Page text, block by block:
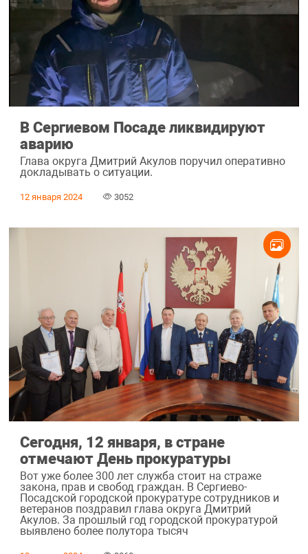
В Сергиевом Посаде ликвидируют
аварию
Глава округа Дмитрий Акулов поручил оперативно
докладывать о ситуации.
12 января 2024 3052
Сегодня, 12 января, в стране
отмечают День прокуратуры
Вот уже более 300 лет служба стоит на страже
закона, прав и свобод граждан. В Сергиево-
Посадской городской прокуратуре сотрудников и
ветеранов поздравил глава округа Дмитрий
Акулов. За прошлый год городской прокуратурой
выявлено более полутора тысяч